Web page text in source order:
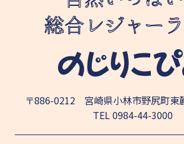
〒886-0212 宮崎県小林市野尻町
TEL0984-44-3000